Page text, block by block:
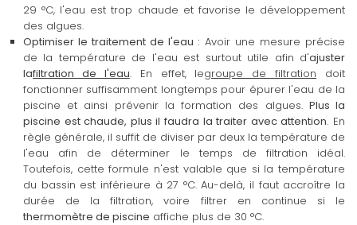
29 °C, l'eau est trop chaude et favorise le développement
des algues.
Optimiser le traitement de l'eau : Avoir une mesure précise
de la température de l'eau est surtout utile afin d'ajuster
lafiltration de l'eau. En effet, legroupe de filtration doit
fonctionner suffisamment longtemps pour épurer l'eau de la
piscine et ainsi prévenir la formation des algues. Plus la
piscine est chaude, plus il faudra la traiter avec attention. En
règle générale, il suffit de diviser par deux la température de
l'eau afin de déterminer le temps de filtration idéal.
Toutefois, cette formule n'est valable que si la température
du bassin est inférieure à 27 °C. Au-delà, il faut accroître la
durée de la filtration, voire filtrer en continue si le
thermomètre de piscine affiche plus de 30 °C.